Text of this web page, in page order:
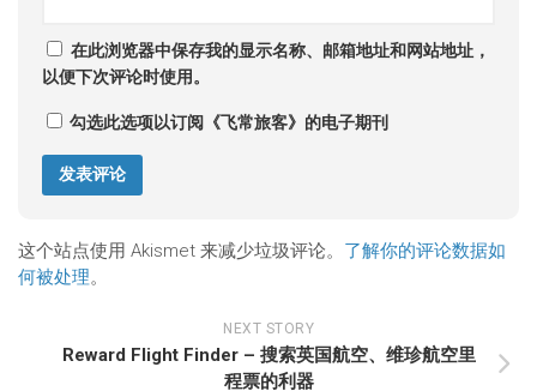
在此浏览器中保存我的显示名称、邮箱地址和网站地址，
以便下次评论时使用。
勾选此选项以订阅《飞常旅客》的电子期刊
这个站点使用 Akismet 来减少垃圾评论。 了解你的评论数据如
何被处理。
NEXT STORY
Reward Flight Finder – 搜索英国航空、维珍航空里
程票的利器